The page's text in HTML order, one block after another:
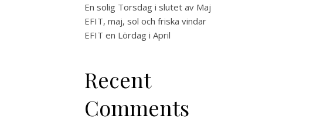
En solig Torsdag i slutet av Maj
EFIT, maj, sol och friska vindar
EFIT en Lördag i April
Recent
Comments